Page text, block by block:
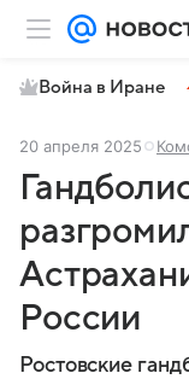
Война в Иране
20 апреля 2025
России
Ростовские